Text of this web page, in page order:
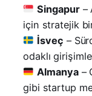
Singapur–
için stratejik
İsveç –
odaklı
Almanya–
gibi startup